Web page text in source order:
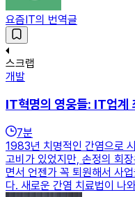
요즘IT의 번역글
스크랩
개발
IT혁명의 영웅들: IT업계
7분
1983년 치명적인 간염으로
고비가 있었지만, 손정의 회
면서 언젠가 꼭 퇴원해서 사
다. 새로운 간염 치료법이 나